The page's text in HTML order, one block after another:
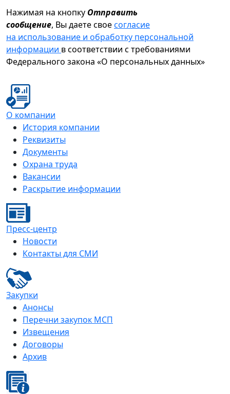
Нажимая на кнопку Отправить
сообщение, Вы даете своесогласие
на использование и обработку персональной
информации в соответствии с требованиями
Федерального закона «О персональных данных»
О компании
История компании
Реквизиты
Документы
Охрана труда
Вакансии
Раскрытие информации
Пресс-центр
Новости
Контакты для СМИ
Закупки
Анонсы
Перечни закупок МСП
Извещения
Договоры
Архив